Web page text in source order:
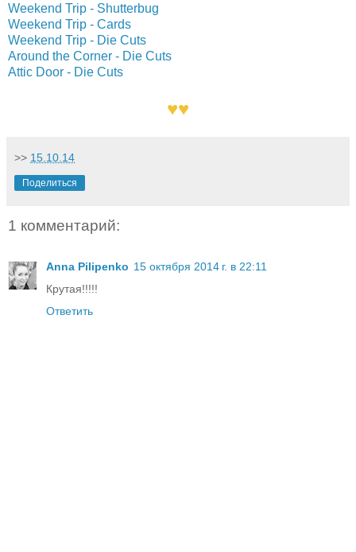
Weekend Trip - Shutterbug
Weekend Trip - Cards
Weekend Trip - Die Cuts
Around the Corner - Die Cuts
Attic Door - Die Cuts
♥♥
>> 15.10.14
Поделиться
1 комментарий:
Anna Pilipenko 15 октября 2014 г. в 22:11
Крутая!!!!!
Ответить